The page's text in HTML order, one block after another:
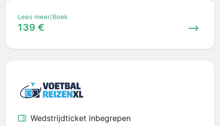
Lees meer/Boek
139 €
Wedstrijdticket inbegrepen